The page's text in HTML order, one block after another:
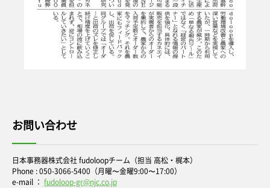
お問い合わせ
日本事務器株式会社 fudoloopチーム（担当 高松・梶本）
Phone : 050-3066-5400（月曜〜金曜9:00〜17:00）
e-mail ： fudoloop-gr@njc.co.jp